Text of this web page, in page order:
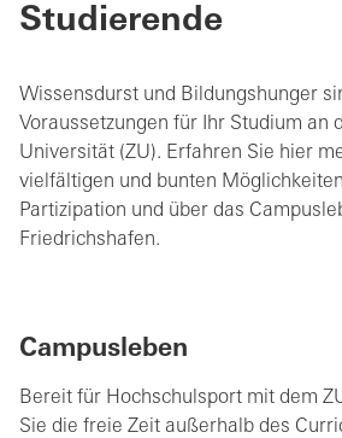
Studierende
Wissensdurst und Bildungshunger
Voraussetzungen für Ihr Studium an
Universität (ZU). Erfahren Sie hier
vielfältigen und bunten
Partizipation und über das
Friedrichshafen.
Campusleben
Bereit für Hochschulsport mit dem
Sie die freie Zeit außerhalb des